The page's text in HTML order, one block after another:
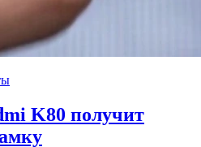
K80 получит